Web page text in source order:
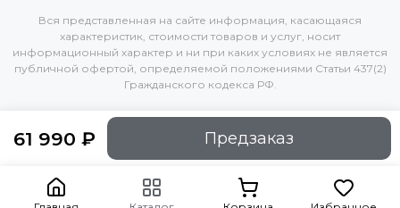
61 990 ₽ Предзаказ
Вся представленная на сайте информация, касающаяся
характеристик, стоимости товаров и услуг, носит
информационный характер и ни при каких условиях не является
публичной офертой, определяемой положениями Статьи 437(2)
Гражданского кодекса РФ.